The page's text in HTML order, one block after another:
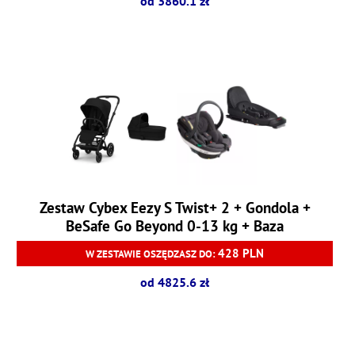
Zestaw Cybex Eezy S Twist+ 2 + Gondola +
BeSafe Go Beyond 0-13 kg + Baza
W ZESTAWIE OSZĘDZASZ DO:428 PLN
od 4825.6 zł